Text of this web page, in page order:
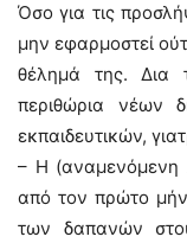
Όσο για τις
μην εφαρμοστεί
θέλημά της. Δια
περιθώρια νέων
εκπαιδευτικών,
– Η (αναμενόμενη
από τον πρώτο
των δαπανών